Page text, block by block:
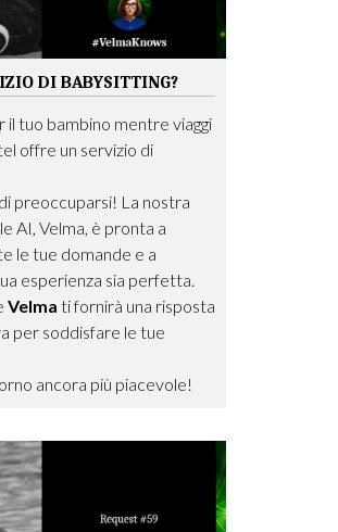
DI BABYSITTING?
tuo bambino mentre viaggi
offre un servizio di
preoccuparsi! La nostra
AI, Velma, è pronta a
le tue domande e a
esperienza sia perfetta.
Velma ti fornirà una risposta
per soddisfare le tue
ancora più piacevole!